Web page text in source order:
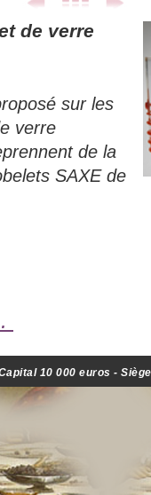
de verre
sur les
verre
de la
SAXE de
10 000 euros -